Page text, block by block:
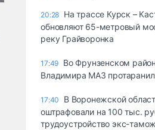
20:28 На трассе Курск –
обновляют 65-метровый
реку Грайворонка
17:49 Во Фрунзенском
Владимира МАЗ протаранил
17:40
В Воронежской
оштрафовали на 100 тыс.
трудоустройство экс-